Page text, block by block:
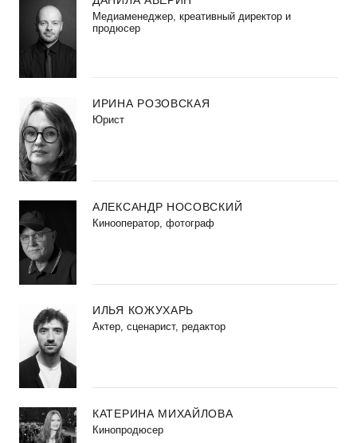
Медиаменеджер, креативный директор и
продюсер
ИРИНА РОЗОВСКАЯ
Юрист
АЛЕКСАНДР НОСОВСКИЙ
Кинооператор, фотограф
ИЛЬЯ КОЖУХАРЬ
Актер, сценарист, редактор
КАТЕРИНА МИХАЙЛОВА
Кинопродюсер